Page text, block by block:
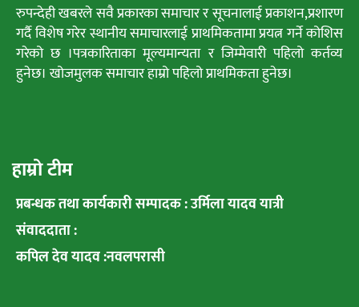
रुपन्देही खबरले सवै प्रकारका समाचार र सूचनालाई प्रकाशन,प्रशारण
गर्दै विशेष गरेर स्थानीय समाचारलाई प्राथमिकतामा प्रयत्न गर्ने कोशिस
गरेको छ ।पत्रकारिताका मूल्यमान्यता र जिम्मेवारी पहिलो कर्तव्य
हुनेछ। खोजमुलक समाचार हाम्रो पहिलो प्राथमिकता हुनेछ।
हाम्रो टीम
प्रबन्धक तथा कार्यकारी सम्पादक : उर्मिला यादव यात्री
संवाददाता :
कपिल देव यादव :नवलपरासी